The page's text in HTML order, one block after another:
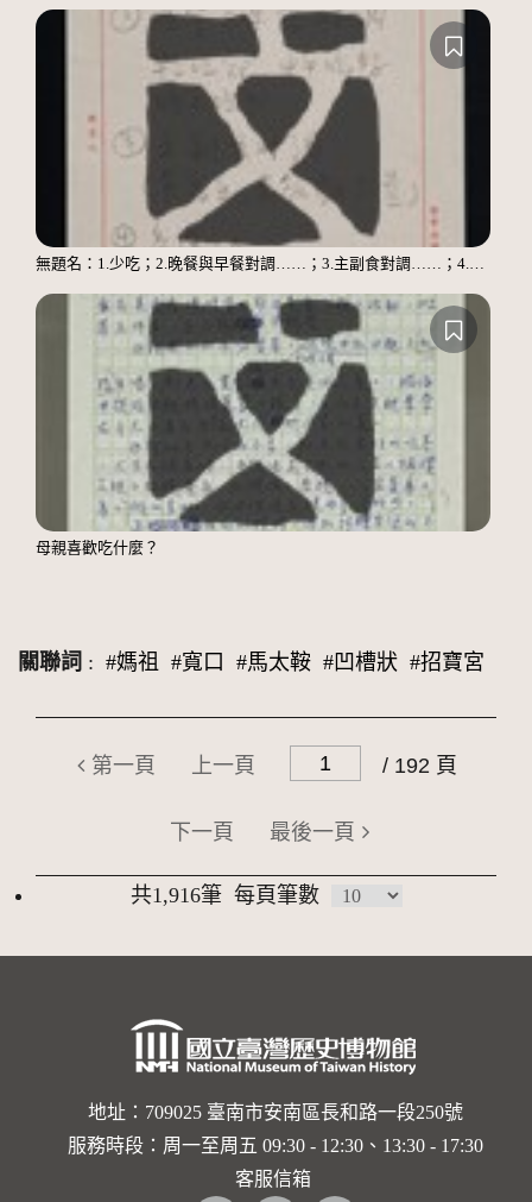
無題名：1.少吃；2.晚餐與早餐對調……；3.主副食對調……；4.多運動
母親喜歡吃什麼？
關聯詞 : #媽祖 #寬口 #馬太鞍 #凹槽狀 #招寶宮
第一頁 上一頁 / 192 頁
下一頁 最後一頁
共1,916筆 每頁筆數
地址：709025 臺南市安南區長和路一段250號
服務時段：周一至周五 09:30 - 12:30、13:30 - 17:30
客服信箱